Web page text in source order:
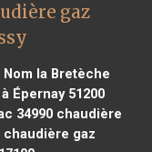
gaz
la Bretèche
Épernay 51200
34990 chaudière
chaudière gaz